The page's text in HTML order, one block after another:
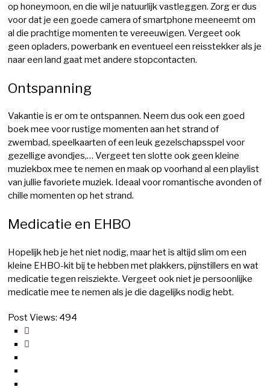
op honeymoon, en die wil je natuurlijk vastleggen. Zorg er dus
voor dat je een goede camera of smartphone meeneemt om
al die prachtige momenten te vereeuwigen. Vergeet ook
geen opladers, powerbank en eventueel een reisstekker als je
naar een land gaat met andere stopcontacten.
Ontspanning
Vakantie is er om te ontspannen. Neem dus ook een goed
boek mee voor rustige momenten aan het strand of
zwembad, speelkaarten of een leuk gezelschapsspel voor
gezellige avondjes,… Vergeet ten slotte ook geen kleine
muziekbox mee te nemen en maak op voorhand al een playlist
van jullie favoriete muziek. Ideaal voor romantische avonden of
chille momenten op het strand.
Medicatie en EHBO
Hopelijk heb je het niet nodig, maar het is altijd slim om een
kleine EHBO-kit bij te hebben met plakkers, pijnstillers en wat
medicatie tegen reisziekte. Vergeet ook niet je persoonlijke
medicatie mee te nemen als je die dagelijks nodig hebt.
Post Views: 494